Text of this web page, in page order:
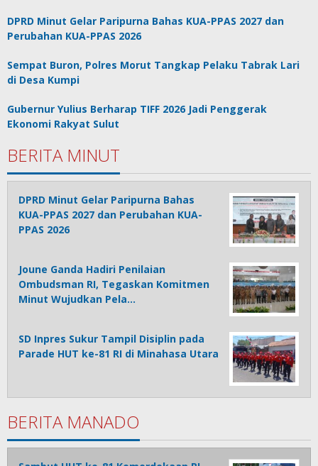
DPRD Minut Gelar Paripurna Bahas KUA-PPAS 2027 dan
Perubahan KUA-PPAS 2026
Sempat Buron, Polres Morut Tangkap Pelaku Tabrak Lari
di Desa Kumpi
Gubernur Yulius Berharap TIFF 2026 Jadi Penggerak
Ekonomi Rakyat Sulut
BERITA MINUT
DPRD Minut Gelar Paripurna Bahas
KUA-PPAS 2027 dan Perubahan KUA-
PPAS 2026
Joune Ganda Hadiri Penilaian
Ombudsman RI, Tegaskan Komitmen
Minut Wujudkan Pela…
SD Inpres Sukur Tampil Disiplin pada
Parade HUT ke-81 RI di Minahasa Utara
BERITA MANADO